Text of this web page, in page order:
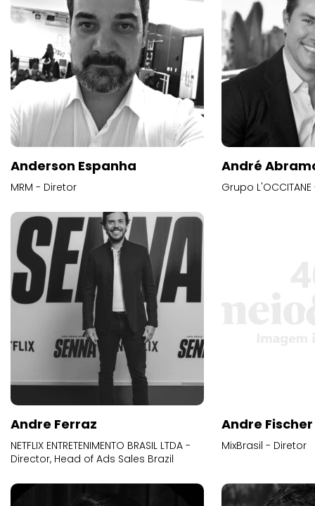
Anderson Espanha
MRM - Diretor
André
Grupo
Andre Ferraz
NETFLIX ENTRETENIMENTO BRASIL LTDA -
Director, Head of Ads Sales Brazil
Andre Fischer
MixBrasil - Diretor